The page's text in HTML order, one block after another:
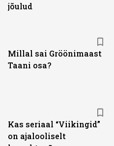
jõulud
Millal sai Gröönimaast
Taani osa?
Kas seriaal “Viikingid”
on ajalooliselt